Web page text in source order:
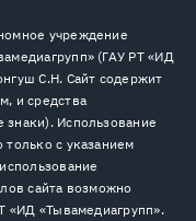
учреждение
(ГАУ РТ «ИД
С.Н. Сайт содержит
и средства
Использование
с указанием
сайта возможно
«ИД «Тывамедиагрупп».